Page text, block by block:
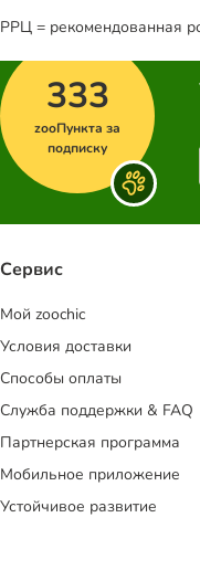
РРЦ = рекомендованная
333
zooПункта за
подписку
Сервис
Mой zoochic
Условия доставки
Способы оплаты
Служба поддержки & FAQ
Партнерская программа
Мобильное приложение
Устойчивое развитие